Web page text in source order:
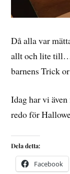
Då alla var
allt och lite
barnens Trick
Idag har vi
redo för
Dela detta:
Facebook